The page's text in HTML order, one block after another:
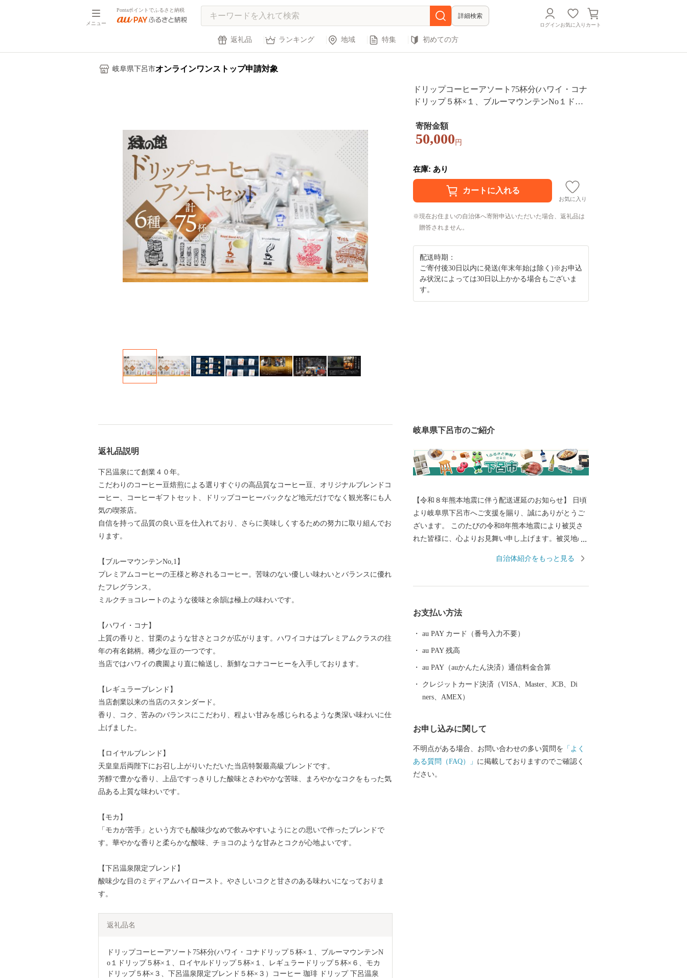
メニュー
Pontaポイントでふるさと納税
詳細検索
ログインお気に入り カート
返礼品 ランキング 地域 特集 初めての方
岐阜県下呂市オンラインワンストップ申請対象
ドリップコーヒーアソート75杯分(ハワイ・コナ
ドリップ５杯×１、ブルーマウンテンNo１ドリ
ュラードリップ５杯×６、モカドリップ５杯×
３、下呂温泉限定ブレンド５杯×３）コーヒー
ドリップバッグ ドリップパック
寄附金額
50,000 円
在庫: あり
お気に入り
現在お住まいの自治体へ寄附申込いただいた場合、返礼品は
贈答されません。
配送時期：
ご寄付後30日以内に発送(年末年始は除く)※お申込
み状況によっては30日以上かかる場合もございま
す。
返礼品説明
下呂温泉にて創業４０年。
こだわりのコーヒー豆焙煎による選りすぐりの高品質なコーヒー豆、オリジナルブレンドコ
ーヒー、コーヒーギフトセット、ドリップコーヒーパックなど地元だけでなく観光客にも人
気の喫茶店。
自信を持って品質の良い豆を仕入れており、さらに美味しくするための努力に取り組んでお
ります。
【ブルーマウンテンNo,1】
プレミアムコーヒーの王様と称されるコーヒー。苦味のない優しい味わいとバランスに優れ
たフレグランス。
ミルクチョコレートのような後味と余韻は極上の味わいです。
【ハワイ・コナ】
上質の香りと、甘栗のような甘さとコクが広がります。ハワイコナはプレミアムクラスの往
年の有名銘柄。稀少な豆の一つです。
当店ではハワイの農園より直に輸送し、新鮮なコナコーヒーを入手しております。
【レギュラーブレンド】
当店創業以来の当店のスタンダード。
香り、コク、苦みのバランスにこだわり、程よい甘みを感じられるような奥深い味わいに仕
上げました。
【ロイヤルブレンド】
天皇皇后両陛下にお召し上がりいただいた当店特製最高級ブレンドです。
芳醇で豊かな香り、上品ですっきりした酸味とさわやかな苦味、まろやかなコクをもった気
品ある上質な味わいです。
【モカ】
「モカが苦手」という方でも酸味少なめで飲みやすいようにとの思いで作ったブレンドで
す。華やかな香りと柔らかな酸味、チョコのような甘みとコクが心地よいです。
【下呂温泉限定ブレンド】
酸味少な目のミディアムハイロースト。やさしいコクと甘さのある味わいになっておりま
す。
返礼品名
ドリップコーヒーアソート75杯分(ハワイ・コナドリップ５杯×１、ブルーマウンテンN
o１ドリップ５杯×１、ロイヤルドリップ５杯×１、レギュラードリップ５杯×６、モカ
ドリップ５杯×３、下呂温泉限定ブレンド５杯×３）コーヒー 珈琲 ドリップ 下呂温泉
岐阜県下呂市のご紹介
【令和８年熊本地震に伴う配送遅延のお知らせ】 日頃
より岐阜県下呂市へご支援を賜り、誠にありがとうご
ざいます。 このたびの令和8年熊本地震により被災さ
れた皆様に、心よりお見舞い申し上げます。被災地の
すことを心よりお祈り申し上げます。 現在、地震の影
す。 最新の配送状況につきましては、各配送会社の公
おかけいたしますが、何卒ご理解とご了承を賜ります
ようお願い申し上げます。 ----------------------------------
嶽山をはじめ一千メートルを越える急峻な山々がそび
自治体紹介をもっと見る
お支払い方法
au PAY カード（番号入力不要）
au PAY 残高
au PAY（auかんたん決済）通信料金合算
クレジットカード決済（VISA、Master、JCB、Di
ners、AMEX）
お申し込みに関して
不明点がある場合、お問い合わせの多い質問を 「よく
ある質問（FAQ）」 に掲載しておりますのでご確認く
ださい。